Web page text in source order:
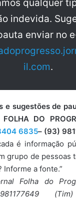
qualquer
indevida.
enviar no
il.com.
e sugestões de
DO
6835– (93)
é informação
grupo de pessoas
Informe a fonte.”
Folha do
(Tim)